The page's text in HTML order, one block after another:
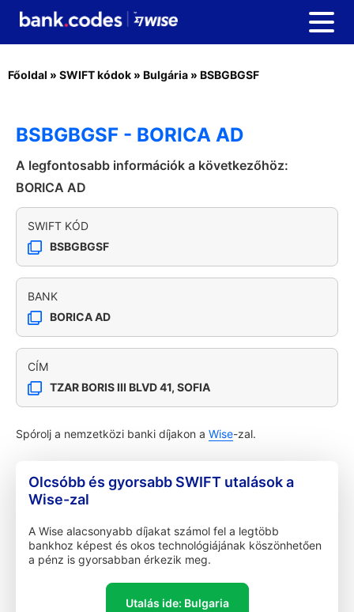
Főoldal » SWIFT kódok » Bulgária » BSBGBGSF
BSBGBGSF - BORICA AD
A legfontosabb információk a következőhöz:
BORICA AD
SWIFT KÓD
BSBGBGSF
BANK
BORICA AD
CÍM
TZAR BORIS III BLVD 41, SOFIA
Spórolj a nemzetközi banki díjakon a Wise-zal.
Olcsóbb és gyorsabb SWIFT utalások a
Wise-zal
A Wise alacsonyabb díjakat számol fel a legtöbb
bankhoz képest és okos technológiájának köszönhetően
a pénz is gyorsabban érkezik meg.
Utalás ide: Bulgaria